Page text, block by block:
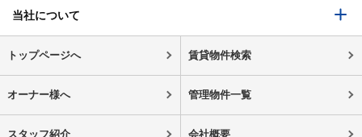
当社について
トップページへ 賃貸物件検索
オーナー様へ 管理物件一覧
スタッフ紹介 会社概要